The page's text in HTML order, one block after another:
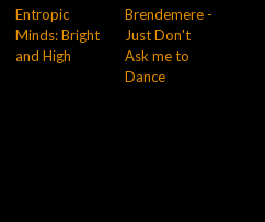
Entropic
Minds: Bright
and High
Brendemere -
Just Don't
Ask me to
Dance